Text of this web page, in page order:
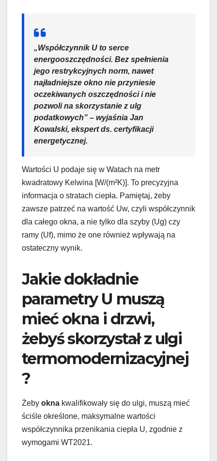
„Współczynnik U to serce
energooszczędności. Bez spełnienia
jego restrykcyjnych norm, nawet
najładniejsze okno nie przyniesie
oczekiwanych oszczędności i nie
pozwoli na skorzystanie z ulg
podatkowych” – wyjaśnia Jan
Kowalski, ekspert ds. certyfikacji
energetycznej.
Wartości U podaje się w Watach na metr
kwadratowy Kelwina [W/(m²K)]. To precyzyjna
informacja o stratach ciepła. Pamiętaj, żeby
zawsze patrzeć na wartość Uw, czyli współczynnik
dla całego okna, a nie tylko dla szyby (Ug) czy
ramy (Uf), mimo że one również wpływają na
ostateczny wynik.
Jakie dokładnie
parametry U muszą
mieć okna i drzwi,
żebyś skorzystał z ulgi
termomodernizacyjnej
?
Żeby okna kwalifikowały się do ulgi, muszą mieć
ściśle określone, maksymalne wartości
współczynnika przenikania ciepła U, zgodnie z
wymogami WT2021.